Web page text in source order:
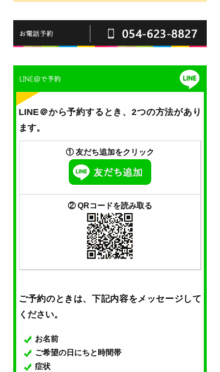
LINE＠から予約するとき、2つの方法があり
ます。
① 友だち追加をクリック
② QRコードを読み取る
ご予約のときは、下記内容をメッセージして
ください。
お名前
ご希望の日にちと時間帯
症状